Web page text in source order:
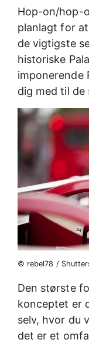
Hop-on/hop-
planlagt for
de vigtigste
historiske
imponerende
dig med til de
© rebel78 /
Den største
konceptet er
selv, hvor du
det er et